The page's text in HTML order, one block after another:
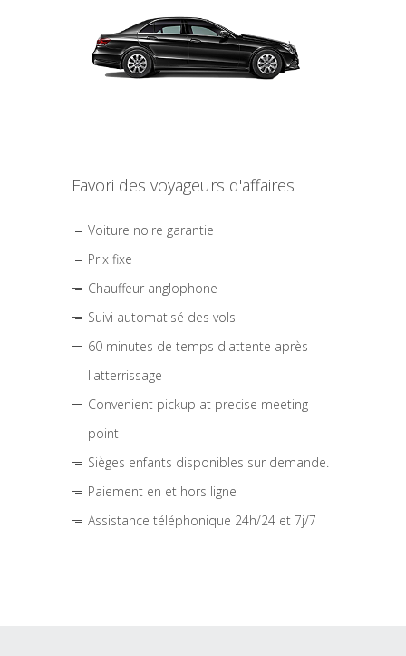
Favori des voyageurs d'affaires
Voiture noire garantie
Prix fixe
Chauffeur anglophone
Suivi automatisé des vols
60 minutes de temps d'attente après
l'atterrissage
Convenient pickup at precise meeting
point
Sièges enfants disponibles sur demande.
Paiement en et hors ligne
Assistance téléphonique 24h/24 et 7j/7